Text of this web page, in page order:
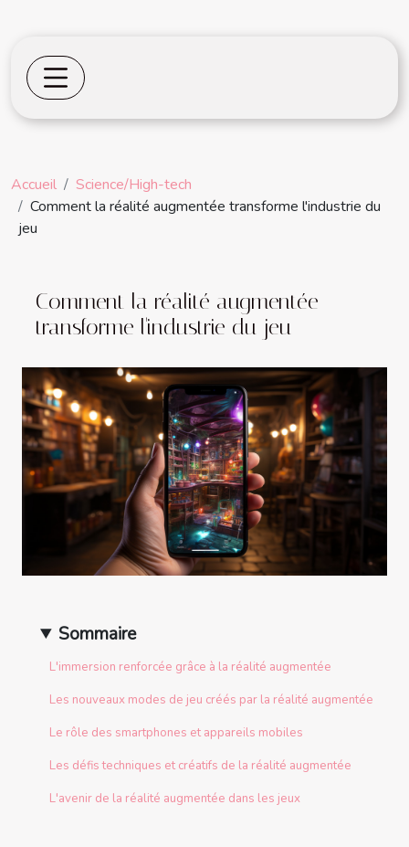
Accueil
Science/High-tech
Comment la réalité augmentée transforme l'industrie du
jeu
Comment la réalité augmentée
transforme l'industrie du jeu
Sommaire
L'immersion renforcée grâce à la réalité augmentée
Les nouveaux modes de jeu créés par la réalité augmentée
Le rôle des smartphones et appareils mobiles
Les défis techniques et créatifs de la réalité augmentée
L'avenir de la réalité augmentée dans les jeux